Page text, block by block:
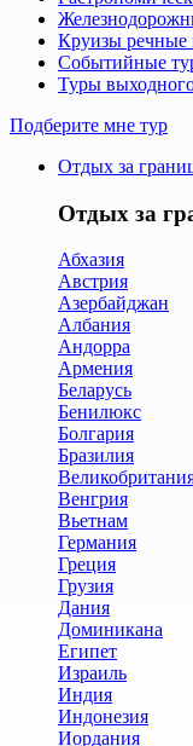
Круизы речные
Событийные
Туры
Подберите мне тур
Отдых за
Отдых за
Абхазия
Австрия
Азербайджан
Албания
Андорра
Армения
Беларусь
Бенилюкс
Болгария
Бразилия
Венгрия
Вьетнам
Германия
Греция
Грузия
Дания
Доминикана
Египет
Израиль
Индия
Индонезия
Иордания